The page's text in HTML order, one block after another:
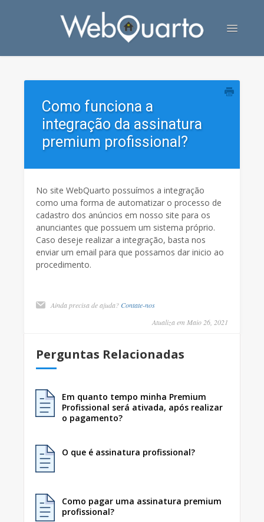
Toggle
Contato
Como funciona a
integração da assinatura
premium profissional?
No site WebQuarto possuímos a integração
como uma forma de automatizar o processo de
cadastro dos anúncios em nosso site para os
anunciantes que possuem um sistema próprio.
Caso deseje realizar a integração, basta nos
enviar um email para que possamos dar inicio ao
procedimento.
Ainda precisa de ajuda? Contate-nos
Atualiza em Maio 26, 2021
Perguntas Relacionadas
Em quanto tempo minha Premium
Profissional será ativada, após realizar
o pagamento?
O que é assinatura profissional?
Como pagar uma assinatura premium
profissional?